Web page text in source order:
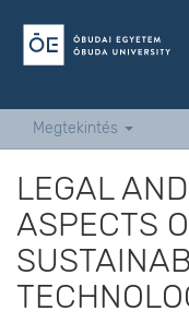
Megtekintés
LEGAL
ASPECTS